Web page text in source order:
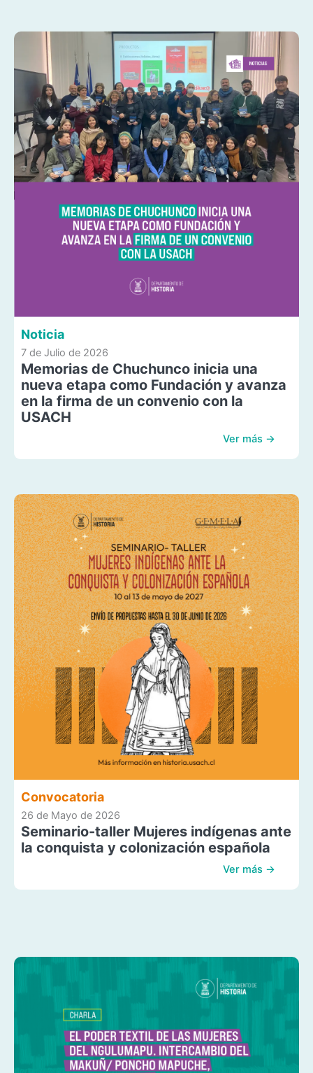
Noticia
7 de Julio de 2026
Memorias de Chuchunco inicia una
nueva etapa como Fundación y avanza
en la firma de un convenio con la
USACH
Ver más →
Convocatoria
26 de Mayo de 2026
Seminario-taller Mujeres indígenas ante
la conquista y colonización española
Ver más →